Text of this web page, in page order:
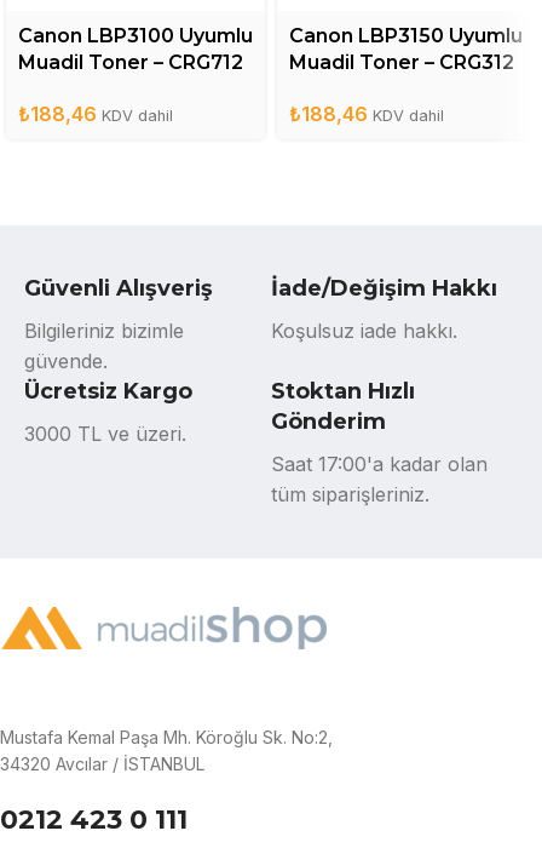
Canon LBP3100 Uyumlu
Muadil Toner – CRG712
₺188,46 KDV dahil
Canon LBP3150 Uyumlu
Muadil Toner – CRG312
₺188,46 KDV dahil
Güvenli Alışveriş
Bilgileriniz bizimle
güvende.
İade/Değişim Hakkı
Koşulsuz iade hakkı.
Ücretsiz Kargo
3000 TL ve üzeri.
Stoktan Hızlı
Gönderim
Saat 17:00'a kadar olan
tüm siparişleriniz.
Mustafa Kemal Paşa Mh. Köroğlu Sk. No:2,
34320 Avcılar / İSTANBUL
0212 423 0 111